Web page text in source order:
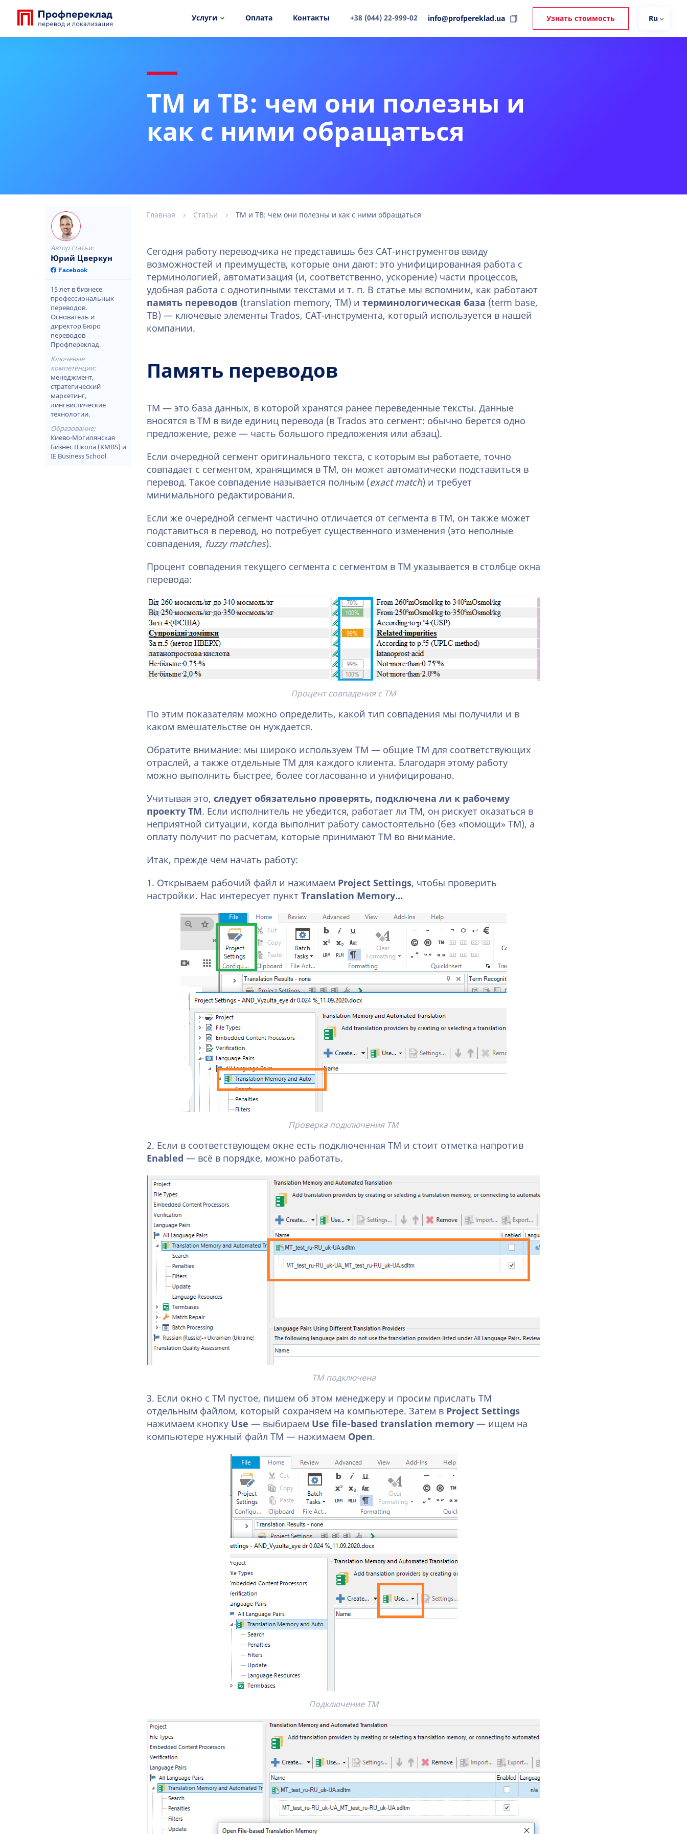
Услуги Оплата Контакты +38 (044) 22-999-02 info@profpereklad.ua Узнать стоимость Ru
TM и TB: чем они полезны и
как с ними обращаться
Главная Статьи TM и TB: чем они полезны и как с ними обращаться
Сегодня работу переводчика не представишь без CAT-инструментов ввиду
возможностей и преимуществ, которые они дают: это унифицированная работа с
терминологией, автоматизация (и, соответственно, ускорение) части процессов,
удобная работа с однотипными текстами и т. п. В статье мы вспомним, как работают
память переводов (translation memory, TM) и терминологическая база (term base,
TB) — ключевые элементы Trados, CAT-инструмента, который используется в нашей
компании.
Память переводов
TM — это база данных, в которой хранятся ранее переведенные тексты. Данные
вносятся в ТМ в виде единиц перевода (в Trados это сегмент: обычно берется одно
предложение, реже — часть большого предложения или абзац).
Если очередной сегмент оригинального текста, с которым вы работаете, точно
совпадает с сегментом, хранящимся в ТМ, он может автоматически подставиться в
перевод. Такое совпадение называется полным (exact match) и требует
минимального редактирования.
Если же очередной сегмент частично отличается от сегмента в ТМ, он также может
подставиться в перевод, но потребует существенного изменения (это неполные
совпадения, fuzzy matches).
Процент совпадения текущего сегмента с сегментом в ТМ указывается в столбце окна
перевода:
Процент совпадения с ТМ
По этим показателям можно определить, какой тип совпадения мы получили и в
каком вмешательстве он нуждается.
Обратите внимание: мы широко используем ТМ — общие ТМ для соответствующих
отраслей, а также отдельные ТМ для каждого клиента. Благодаря этому работу
можно выполнить быстрее, более согласованно и унифицировано.
Учитывая это, следует обязательно проверять, подключена ли к рабочему
проекту ТМ. Если исполнитель не убедится, работает ли ТМ, он рискует оказаться в
неприятной ситуации, когда выполнит работу самостоятельно (без «помощи» ТМ), а
оплату получит по расчетам, которые принимают ТМ во внимание.
Итак, прежде чем начать работу:
1. Открываем рабочий файл и нажимаем Project Settings, чтобы проверить
настройки. Нас интересует пункт Translation Memory…
Проверка подключения ТМ
2. Если в соответствующем окне есть подключенная ТМ и стоит отметка напротив
Enabled — всё в порядке, можно работать.
ТМ подключена
3. Если окно с ТМ пустое, пишем об этом менеджеру и просим прислать ТМ
отдельным файлом, который сохраняем на компьютере. Затем в Project Settings
нажимаем кнопку Use — выбираем Use file-based translation memory — ищем на
компьютере нужный файл ТМ — нажимаем Open.
Подключение ТМ
Автор статьи:
Юрий Цверкун
Facebook
15 лет в бизнесе
профессиональных
переводов.
Основатель и
директор Бюро
переводов
Профпереклад.
Ключевые
компетенции:
менеджмент,
стратегический
маркетинг,
лингвистические
технологии.
Образование:
Киево-Могилянская
Бизнес Школа (KMBS) и
IE Business School